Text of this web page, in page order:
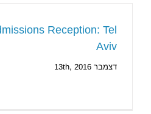
Reception: Tel
Aviv
דצמבר 13th, 2016